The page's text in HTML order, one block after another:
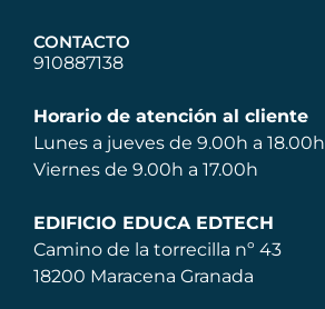
CONTACTO
910887138
Horario de atención al cliente
Lunes a jueves de 9.00h a 18.00h
Viernes de 9.00h a 17.00h
EDIFICIO EDUCA EDTECH
Camino de la torrecilla nº 43
18200 Maracena Granada